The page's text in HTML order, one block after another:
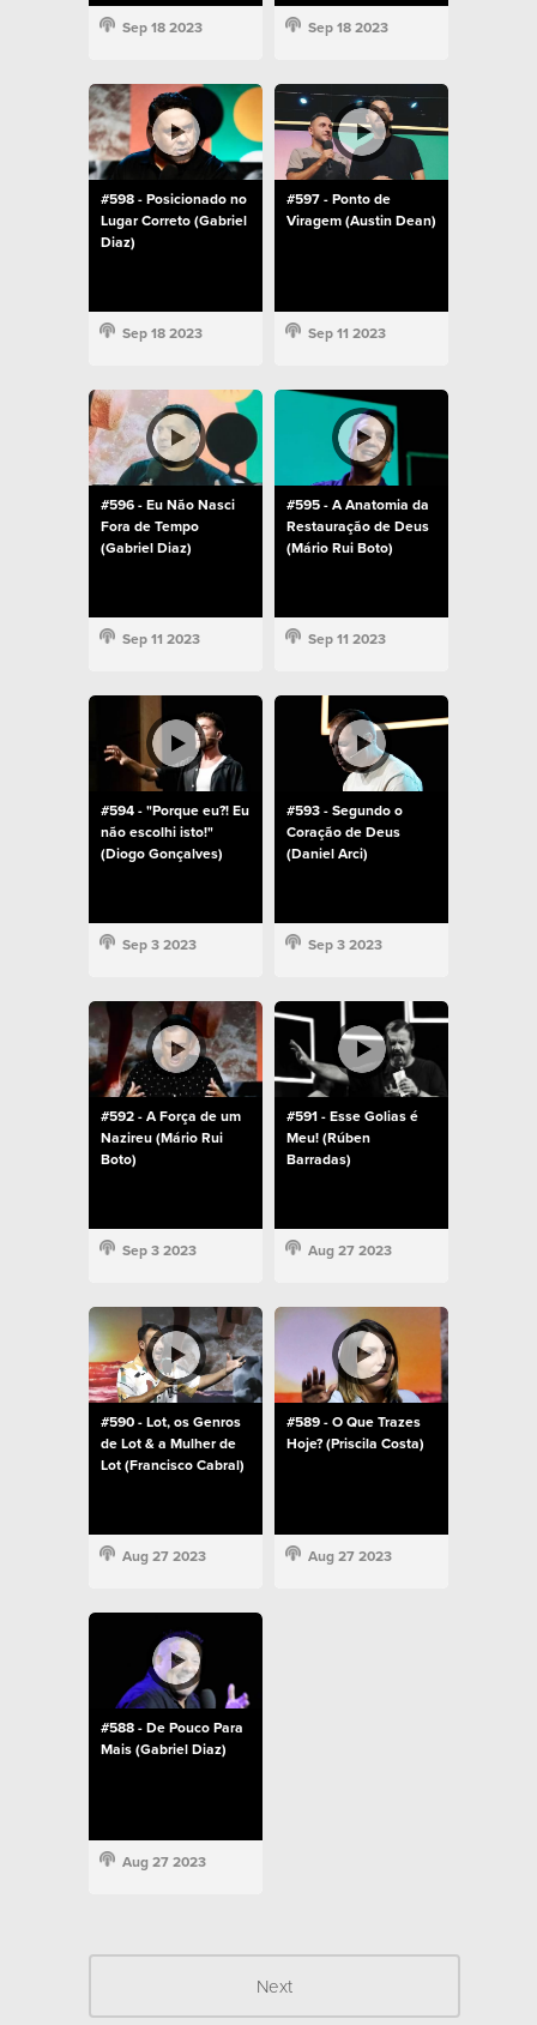
Sep 18 2023 Sep 18 2023
#598 - Posicionado no
Lugar Correto (Gabriel
Diaz)
Sep 18 2023
#597 - Ponto de
Viragem (Austin Dean)
Sep 11 2023
#596 - Eu Não Nasci
Fora de Tempo
(Gabriel Diaz)
Sep 11 2023
#595 - A Anatomia da
Restauração de Deus
(Mário Rui Boto)
Sep 11 2023
#594 - "Porque eu?! Eu
não escolhi isto!"
(Diogo Gonçalves)
Sep 3 2023
#593 - Segundo o
Coração de Deus
(Daniel Arci)
Sep 3 2023
#592 - A Força de um
Nazireu (Mário Rui
Boto)
Sep 3 2023
#591 - Esse Golias é
Meu! (Rúben
Barradas)
Aug 27 2023
#590 - Lot, os Genros
de Lot & a Mulher de
Lot (Francisco Cabral)
Aug 27 2023
#589 - O Que Trazes
Hoje? (Priscila Costa)
Aug 27 2023
#588 - De Pouco Para
Mais (Gabriel Diaz)
Aug 27 2023
Next